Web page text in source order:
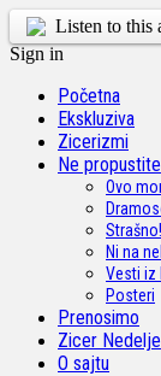
Listen to this
Sign in
Početna
Ekskluziva
Zicerizmi
Ne propustite
Ovo
Strašno!
Ni na
Vesti iz
Posteri
Prenosimo
Zicer Nedelje
O sajtu